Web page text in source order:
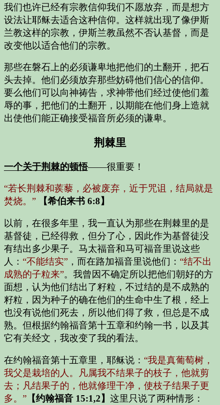
我们也许已经有宗教信仰我们不愿放弃，而是想方
设法让耶稣去适合这种信仰。这样就出现了像伊斯
兰教这样的宗教，伊斯兰教虽然不否认基督，而是
改变他以适合他们的宗教。
那些在磐石上的必须谦卑地把他们的土翻开，把石
头去掉。他们必须放弃那些妨碍他们信心的信仰。
要么他们可以向神祷告，求神带他们经过使他们羞
辱的事，把他们的土翻开，以期能在他们身上造就
出使他们能正确接受福音所必须的谦卑。
荆棘里
一个关于荆棘的顿悟——很重要！
“若长荆棘和蒺藜，必被废弃，近于咒诅，结局就是
焚烧。”
【希伯来书 6:8】
以前，在很多年里，我一直认为那些在荆棘里的是
基督徒，已经得救，但分了心，因此作为基督徒没
有结出多少果子。马太福音和马可福音里说这些
人： “不能结实” ，而在路加福音里说他们： “结不出
成熟的子粒来”。我曾因不确定所以把他们朝好的方
面想，认为他们结出了籽粒，不过结的是不成熟的
籽粒，因为种子的确在他们的生命中生了根，经上
也没有说他们死去，所以他们得了救，但总是不成
熟。但根据约翰福音第十五章和约翰一书，以及其
它有关经文，我改变了我的看法。
在约翰福音第十五章里，耶稣说： “我是真葡萄树，
我父是栽培的人。凡属我不结果子的枝子，他就剪
去；凡结果子的，他就修理干净，使枝子结果子更
多。” 【约翰福音 15:1,2】 这里只说了两种情形：